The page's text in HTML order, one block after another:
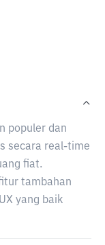
populer dan
secara real-time
fiat.
tambahan
yang baik